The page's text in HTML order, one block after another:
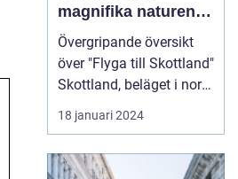
magnifika naturen
och rika historien
Övergripande översikt
över "Flyga till Skottland"
Skottland, beläget i norra
delen av Storbritannien,
har länge fascinerat
spektakulära natur,
18 januari 2024